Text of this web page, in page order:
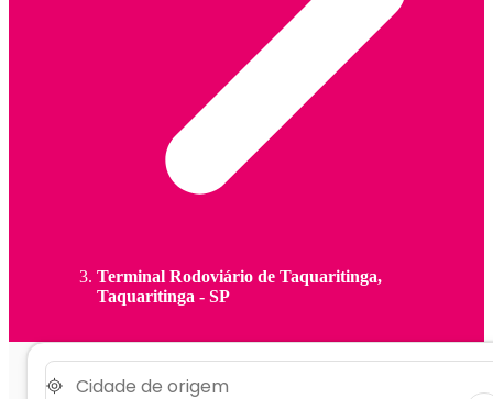
Terminal Rodoviário de Taquaritinga,
Taquaritinga - SP